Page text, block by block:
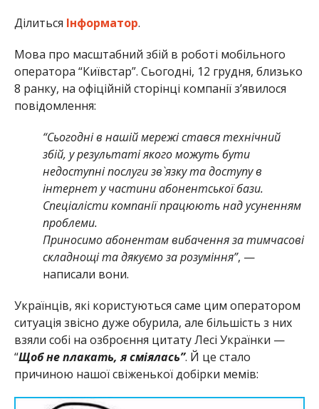
Ділиться Інформатор.
Мова про масштабний збій в роботі мобільного
оператора “Київстар”. Сьогодні, 12 грудня, близько
8 ранку, на офіційній сторінці компанії з’явилося
повідомлення:
“Сьогодні в нашій мережі стався технічний
збій, у результаті якого можуть бути
недоступні послуги зв`язку та доступу в
інтернет у частини абонентської бази.
Спеціалісти компанії працюють над усуненням
проблеми.
Приносимо абонентам вибачення за тимчасові
складнощі та дякуємо за розуміння”, —
написали вони.
Українців, які користуються саме цим оператором
ситуація звісно дуже обурила, але більшість з них
взяли собі на озброєння цитату Лесі Українки —
“Щоб не плакать, я сміялась”. Й це стало
причиною нашої свіженької добірки мемів: